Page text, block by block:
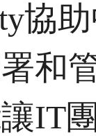
協
和
IT